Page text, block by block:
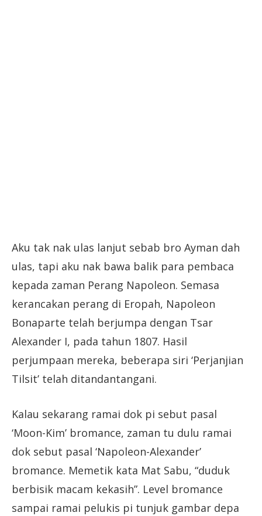
Aku tak nak ulas lanjut sebab bro Ayman dah
ulas, tapi aku nak bawa balik para pembaca
kepada zaman Perang Napoleon. Semasa
kerancakan perang di Eropah, Napoleon
Bonaparte telah berjumpa dengan Tsar
Alexander I, pada tahun 1807. Hasil
perjumpaan mereka, beberapa siri ‘Perjanjian
Tilsit’ telah ditandantangani.
Kalau sekarang ramai dok pi sebut pasal
‘Moon-Kim’ bromance, zaman tu dulu ramai
dok sebut pasal ‘Napoleon-Alexander’
bromance. Memetik kata Mat Sabu, “duduk
berbisik macam kekasih”. Level bromance
sampai ramai pelukis pi tunjuk gambar depa